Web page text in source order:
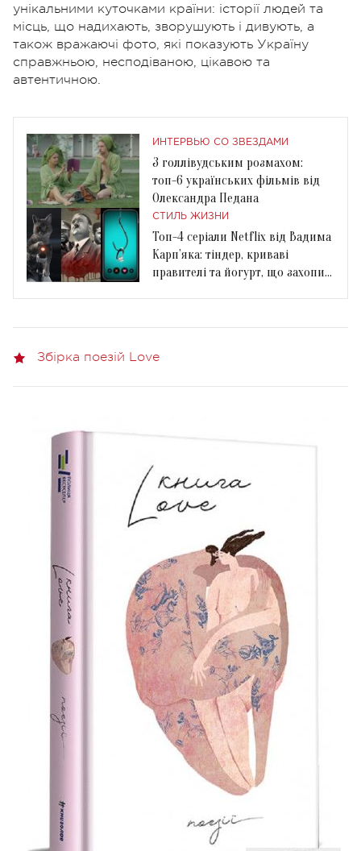
унікальними куточками країни: історії людей та
місць, що надихають, зворушують і дивують, а
також вражаючі фото, які показують Україну
справжньою, несподіваною, цікавою та
автентичною.
ИНТЕРВЬЮ СО ЗВЕЗДАМИ
З голлівудським розмахом:
топ-6 українських фільмів від
Олександра Педана
СТИЛЬ ЖИЗНИ
Топ-4 серіали Netflix від Вадима
Карп’яка: тіндер, криваві
правителі та йогурт, що захопив
Збірка поезій Love